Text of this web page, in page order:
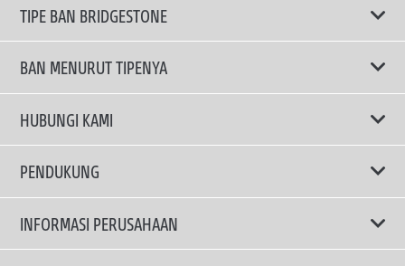
TIPE BAN BRIDGESTONE
TRUCKS & BUSES TYRES
BAN MENURUT TIPENYA
Ban ENLITEN
Ban Performa
Ban Touring
HUBUNGI KAMI
Email Kami
PENDUKUNG
Privacy Policy
Terms Of Use
INFORMASI PERUSAHAAN